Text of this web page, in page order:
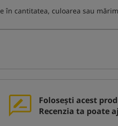
cantitatea, culoarea sau
Folosești acest
Recenzia ta poate